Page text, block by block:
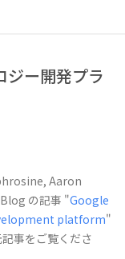
ジー開発プラ
Aaron
の記事 "Google
platform"
事をご覧くださ